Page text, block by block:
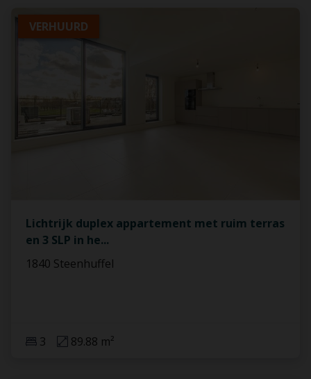
VERHUURD
Lichtrijk duplex appartement met ruim terras
en 3 SLP in he...
1840 Steenhuffel
3 89.88 m²